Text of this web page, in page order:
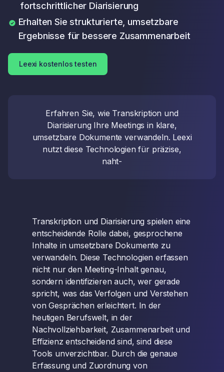
fortschrittlicher Diarisierung
Erhalten Sie strukturierte, umsetzbare
Ergebnisse für bessere Zusammenarbeit
Leexi kostenlos testen
Erfahren Sie, wie Transkription und
Diarisierung Ihre Meetings in klare,
umsetzbare Dokumente verwandeln. Leexi
nutzt diese Technologien für präzise,
naht-
Transkription und Diarisierung spielen eine
entscheidende Rolle dabei, gesprochene
Inhalte in umsetzbare Dokumente zu
verwandeln. Diese Technologien erfassen
nicht nur den Meeting-Inhalt genau,
sondern identifizieren auch, wer gerade
spricht, was das Verfolgen und Verstehen
von Gesprächen erleichtert. In der
heutigen Berufswelt, in der
Nachvollziehbarkeit, Zusammenarbeit und
Effizienz entscheidend sind, sind diese
Tools unverzichtbar. Durch die genaue
Erfassung und Zuordnung von